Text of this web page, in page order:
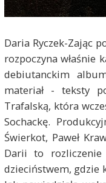
Daria Ryczek-Zając
rozpoczyna właśnie
debiutanckim
materiał - teksty
Trafalską, która
Sochackę.
Świerkot, Paweł
Darii to rozliczenie
dzieciństwem, gdzie